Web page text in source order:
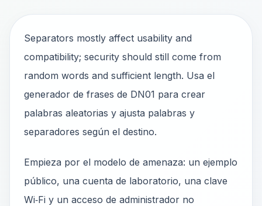
Separators mostly affect usability and
compatibility; security should still come from
random words and sufficient length. Usa el
generador de frases de DN01 para crear
palabras aleatorias y ajusta palabras y
separadores según el destino.
Empieza por el modelo de amenaza: un ejemplo
público, una cuenta de laboratorio, una clave
Wi‑Fi y un acceso de administrador no